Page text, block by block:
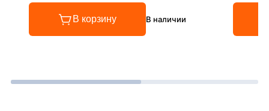
В корзину В наличии